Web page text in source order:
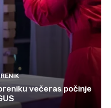
večeras počinje